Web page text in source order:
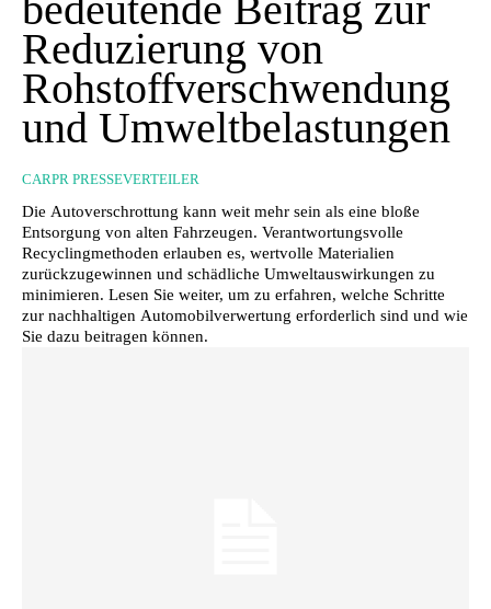
Reduzierung von
Rohstoffverschwendung
und Umweltbelastungen
CARPR PRESSEVERTEILER
Die Autoverschrottung kann weit mehr sein als eine bloße
Entsorgung von alten Fahrzeugen. Verantwortungsvolle
Recyclingmethoden erlauben es, wertvolle Materialien
zurückzugewinnen und schädliche Umweltauswirkungen zu
minimieren. Lesen Sie weiter, um zu erfahren, welche Schritte
zur nachhaltigen Automobilverwertung erforderlich sind und wie
Sie dazu beitragen können.